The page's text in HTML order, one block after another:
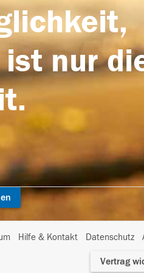
ist nur
Hilfe & Kontakt Datenschutz
Vertrag